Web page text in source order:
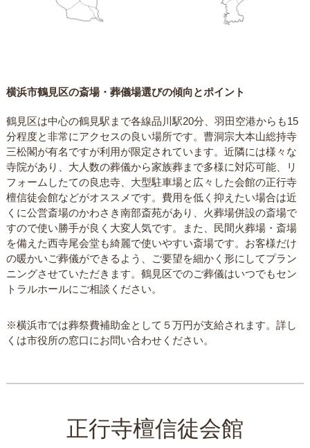
横浜市鶴見区の斎場・葬儀場選びの傾向とポイント
鶴見区は中心の鶴見駅まで各線品川駅20分、羽田空港からも15
分程度と非常にアクセスの良い場所です。曹洞宗大本山総持寺
三松閣が有名ですが利用が限定されています。近隣には様々な
寺院があり、大人数の葬儀から家族葬まで多様に対応可能、リ
フォームしたての良忠寺、大型駐車場と広々した会館の正行寺
檀信徒会館などがオススメです。費用を低く抑えたい場合は近
くに公営斎場のかわさき南部斎苑があり、火葬場併設の斎場で
すので使い勝手が良く大変人気です。また、民間火葬場・斎場
を備えた西寺尾会堂も綺麗で使いやすい斎場です。お客様だけ
の暖かいご葬儀ができるよう、ご要望を細かく形にしてプラン
ニングさせていただきます。鶴見区でのご葬儀はいつでもセン
トラルホールにご相談ください。
※横浜市では葬祭費補助金として５万円が支給されます。詳し
くは市役所の窓口にお問い合わせください。
正行寺檀信徒会館